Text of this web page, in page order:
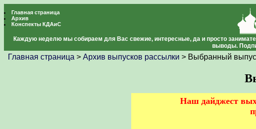
Главная страница
Архив
Конспекты КДАиС
Каждую неделю мы собираем для Вас свежие, интересные, да и просто
выводы.
Главная страница > Архив выпусков рассылки > Выбранный
Наш дайджест